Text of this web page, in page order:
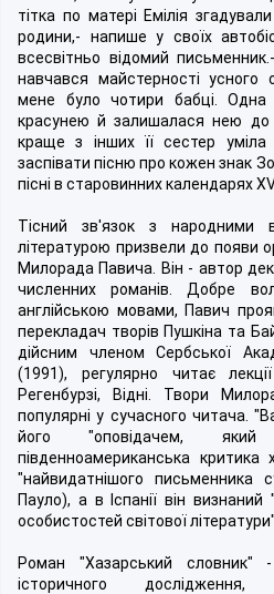
тітка по матері Емілія
родини,- напише у своїх
всесвітньо відомий
навчався майстерності усного
мене було чотири бабці.
красунею й залишалася нею до
краще з інших її сестер
заспівати пісню про кожен знак
пісні в старовинних календарях
Тісний зв'язок з народними
літературою призвели до появи
Милорада Павича. Він - автор
численних романів. Добре
англійською мовами, Павич
перекладач творів Пушкіна та
дійсним членом Сербської
(1991), регулярно читає
Регенбурзі, Відні. Твори
популярні у сучасного читача.
його "оповідачем, який
південноамериканська критика
"найвидатнішого письменника
Пауло), а в Іспанії він
особистостей світової
Роман "Хазарський словник"
історичного